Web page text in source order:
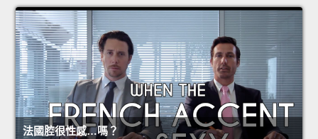
法國腔很性感…嗎？